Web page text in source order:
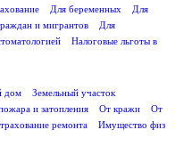
Для беременных
Для
и мигрантов
Для
Налоговые льготы в
дом
Земельный участок
и затопления От кражи
От
ремонта
Имущество физ